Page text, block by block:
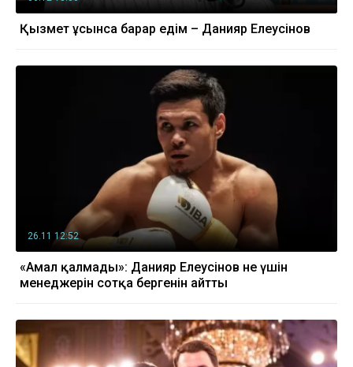
Қызмет ұсынса барар едім – Данияр Елеусінов
26.11 12:52
«Амал қалмады»: Данияр Елеусінов не үшін
менеджерін сотқа бергенін айтты